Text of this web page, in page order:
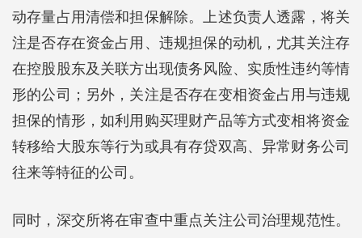
动存量占用清偿和担保解除。上述负责人透露，将关
注是否存在资金占用、违规担保的动机，尤其关注存
在控股股东及关联方出现债务风险、实质性违约等情
形的公司；另外，关注是否存在变相资金占用与违规
担保的情形，如利用购买理财产品等方式变相将资金
转移给大股东等行为或具有存贷双高、异常财务公司
往来等特征的公司。
同时，深交所将在审查中重点关注公司治理规范性。